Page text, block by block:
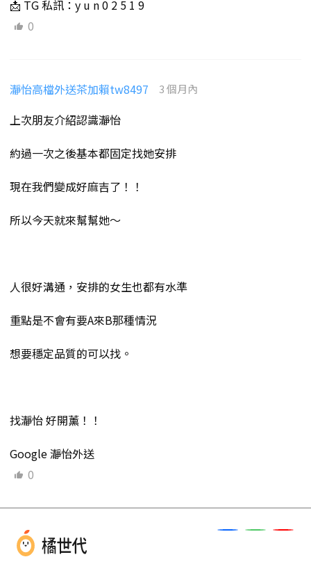
📩 TG 私訊：y u n 0 2 5 1 9
0
瀞怡高檔外送茶加賴tw8497 3 個月內
上次朋友介紹認識瀞怡
約過一次之後基本都固定找她安排
現在我們變成好麻吉了！！
所以今天就來幫幫她～
人很好溝通，安排的女生也都有水準
重點是不會有要A來B那種情況
想要穩定品質的可以找。
找瀞怡 好開薰！！
Google 瀞怡外送
0